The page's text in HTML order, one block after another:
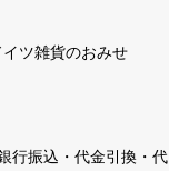
ツ雑貨のおみせ
行振込・代金引換・代